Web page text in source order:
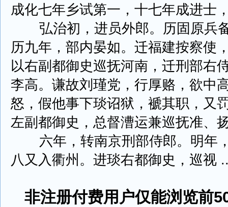
成化七年乡试第一，十七年成进士
弘治初，进员外郎。历固原兵
历九年，部内晏如。迁福建按察使
以右副都御史巡抚河南，迁刑部右
李高。谦故刘瑾党，行厚赂，欲中
怒，假他事下琰诏狱，褫其职，又
左副都御史，总督漕运兼巡抚准、
六年，转南京刑部侍郎。明年
八又入衢州。进琰右都御史，巡视
非注册付费用户仅能浏览前